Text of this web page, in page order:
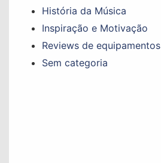
História da Música
Inspiração e Motivação
Reviews de equipamentos
Sem categoria